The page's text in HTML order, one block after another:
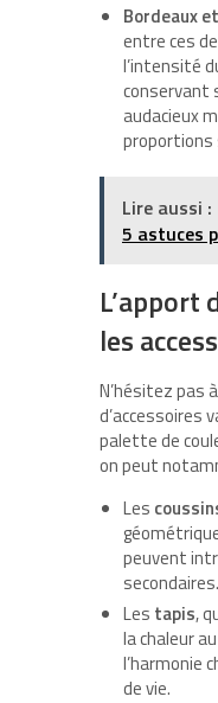
Bordeaux
entre ces
l’intensité
conservant
audacieux
proportions
Lire aussi :
5 astuces
L’apport
les
N’hésitez pas
d’accessoires
palette de
on peut
Les
peuvent
secondaires.
Les tapis,
la chaleur
l’harmonie
de vie.